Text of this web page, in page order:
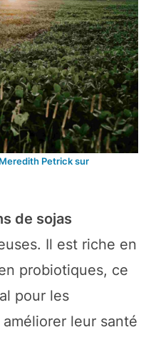
Petrick sur
de sojas
Il est riche en
probiotiques, ce
pour les
leur santé